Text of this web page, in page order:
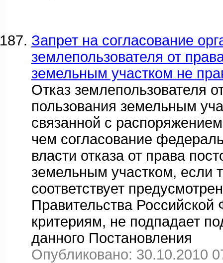
Запрет на согласование
землепользователя от
земельным участком не
Отказ землепользователя
пользования земельным
связанной с
чем согласование
власти отказа от права
земельным участком, если
соответствует
Правительства
критериям, не подпадает
данного Постановления
Опубликовано: 30.10.2010